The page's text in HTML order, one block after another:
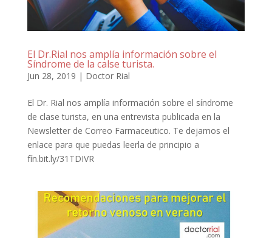
El Dr.Rial nos amplía información sobre el
Síndrome de la calse turista.
Jun 28, 2019 | Doctor Rial
El Dr. Rial nos amplía información sobre el síndrome
de clase turista, en una entrevista publicada en la
Newsletter de Correo Farmaceutico. Te dejamos el
enlace para que puedas leerla de principio a
fín.bit.ly/31TDIVR